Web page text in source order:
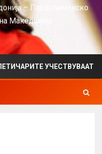
– Параолимписко
Македонија
УЧЕСТВУВААТ НА